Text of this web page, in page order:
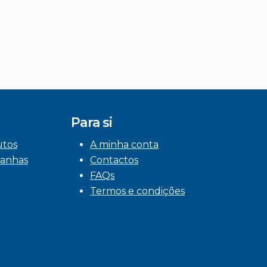
Para si
A minha conta
Contactos
FAQs
Termos e condições